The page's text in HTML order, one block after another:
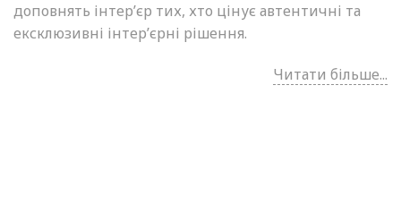
доповнять інтер’єр тих, хто цінує автентичні та
ексклюзивні інтер’єрні рішення.
Читати більше...